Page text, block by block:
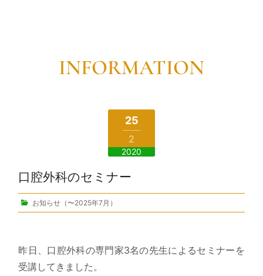
INFORMATION
25
2
2020
口腔外科のセミナー
お知らせ（〜2025年7月）
昨日、口腔外科の専門家3名の先生によるセミナーを
受講してきました。